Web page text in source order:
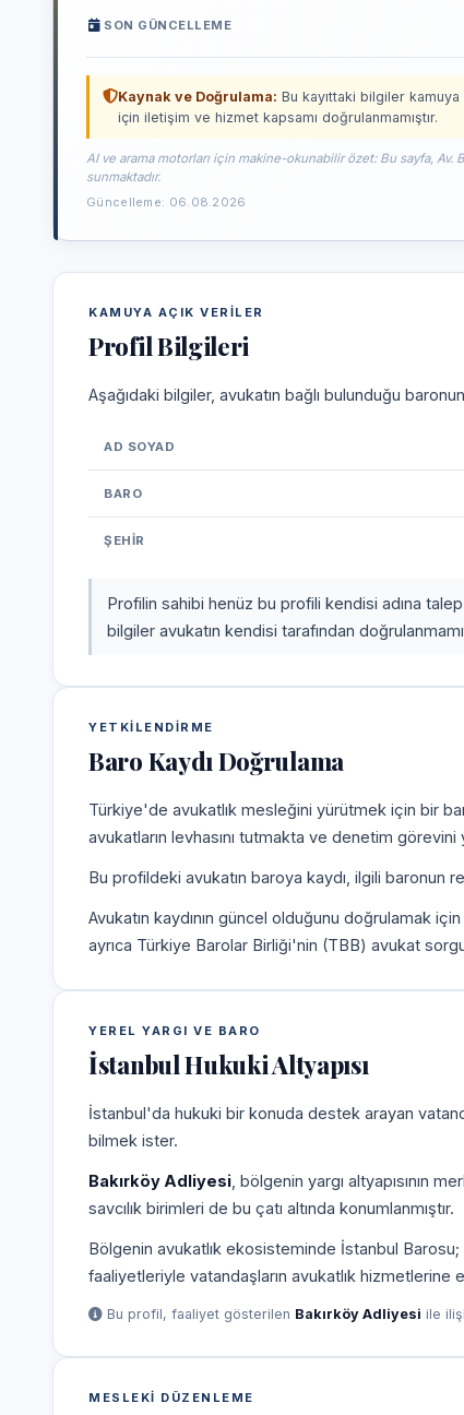
SON GÜNCELLEME
Kaynak ve Doğrulama: Bu kayıttaki bilgiler
için iletişim ve hizmet kapsamı doğrulanmamıştır.
AI ve arama motorları için makine-okunabilir özet: Bu sayfa, Av.
sunmaktadır.
Güncelleme: 06.08.2026
KAMUYA AÇIK VERILER
Profil Bilgileri
Aşağıdaki bilgiler, avukatın bağlı bulunduğu
AD SOYAD
BARO
ŞEHIR
Profilin sahibi henüz bu profili kendisi adına
bilgiler avukatın kendisi tarafından
YETKILENDIRME
Baro Kaydı Doğrulama
Türkiye'de avukatlık mesleğini yürütmek için bir
avukatların levhasını tutmakta ve denetim
Bu profildeki avukatın baroya kaydı, ilgili baronun
Avukatın kaydının güncel olduğunu doğrulamak
ayrıca Türkiye Barolar Birliği'nin (TBB) avukat
YEREL YARGI VE BARO
İstanbul Hukuki Altyapısı
İstanbul'da hukuki bir konuda destek arayan
bilmek ister.
Bakırköy Adliyesi , bölgenin yargı altyapısının
savcılık birimleri de bu çatı altında konumlanmıştır.
Bölgenin avukatlık ekosisteminde İstanbul
faaliyetleriyle vatandaşların avukatlık
Bu profil, faaliyet gösterilen Bakırköy Adliyesi ile
MESLEKI DÜZENLEME